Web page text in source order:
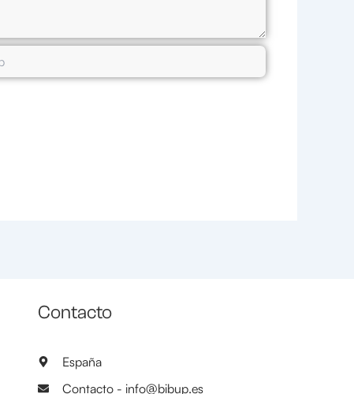
Contacto
España
Contacto - info@bibup.es